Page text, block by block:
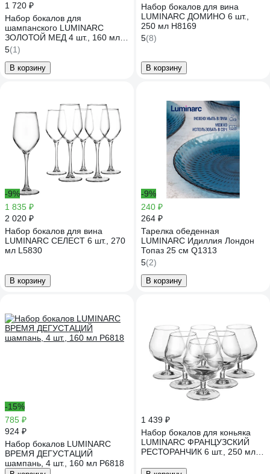
1 720 ₽
Набор бокалов для
шампанского LUMINARC
ЗОЛОТОЙ МЕД 4 шт., 160 мл
P9307
5(1)
В корзину
Набор бокалов для вина
LUMINARC ДОМИНО 6 шт.,
250 мл H8169
5(8)
В корзину
-9%
1 835 ₽
2 020 ₽
Набор бокалов для вина
LUMINARC СЕЛЕСТ 6 шт., 270
мл L5830
В корзину
-9%
240 ₽
264 ₽
Тарелка обеденная
LUMINARC Идиллия Лондон
Топаз 25 см Q1313
5(2)
В корзину
-15%
785 ₽
924 ₽
Набор бокалов LUMINARC
ВРЕМЯ ДЕГУСТАЦИЙ
шампань, 4 шт., 160 мл P6818
1 439 ₽
Набор бокалов для коньяка
LUMINARC ФРАНЦУЗСКИЙ
РЕСТОРАНЧИК 6 шт., 250 мл